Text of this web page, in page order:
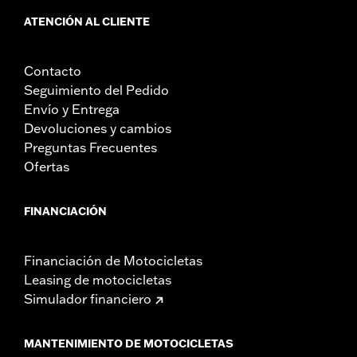
Se vende por unidades:Cada una
ATENCIÓN AL CLIENTE
Contacto
Seguimiento del Pedido
Envío y Entrega
Devoluciones y cambios
Preguntas Frecuentes
Ofertas
FINANCIACIÓN
Financiación de Motocicletas
Leasing de motocicletas
Simulador financiero
MANTENIMIENTO DE MOTOCICLETAS